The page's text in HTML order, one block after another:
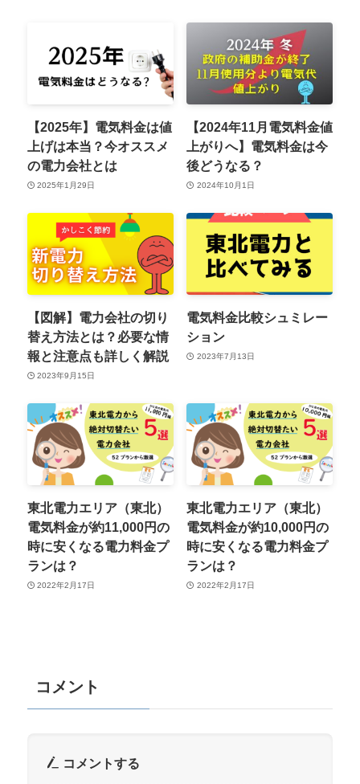
【2025年】電気料金は値
上げは本当？今オススメ
の電力会社とは
2025年1月29日
【2024年11月電気料金値
上がりへ】電気料金は今
後どうなる？
2024年10月1日
【図解】電力会社の切り
替え方法とは？必要な情
報と注意点も詳しく解説
2023年9月15日
電気料金比較シュミレー
ション
2023年7月13日
東北電力エリア（東北）
電気料金が約11,000円の
時に安くなる電力料金プ
ランは？
2022年2月17日
東北電力エリア（東北）
電気料金が約10,000円の
時に安くなる電力料金プ
ランは？
2022年2月17日
コメント
コメントする